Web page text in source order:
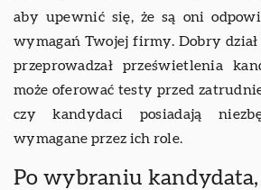
aby upewnić się, że są oni
wymagań Twojej firmy. Dobry
przeprowadzał prześwietlenia
może oferować testy przed
czy kandydaci posiadają
wymagane przez ich role.
Po wybraniu